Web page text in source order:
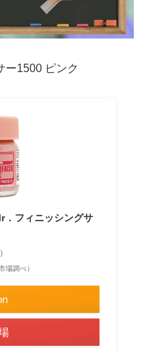
ー1500 ピンク
．フィニッシングサ
場調べ）